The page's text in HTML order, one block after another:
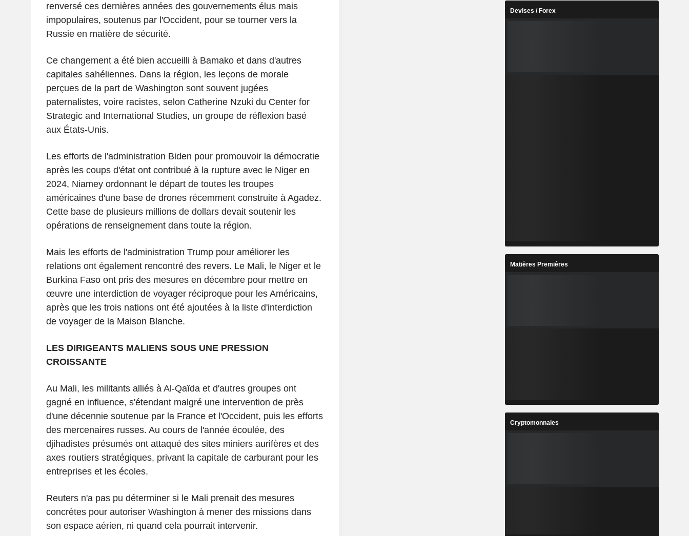
renversé ces dernières années des gouvernements élus mais
impopulaires, soutenus par l'Occident, pour se tourner vers la
Russie en matière de sécurité.
Ce changement a été bien accueilli à Bamako et dans d'autres
capitales sahéliennes. Dans la région, les leçons de morale
perçues de la part de Washington sont souvent jugées
paternalistes, voire racistes, selon Catherine Nzuki du Center for
Strategic and International Studies, un groupe de réflexion basé
aux États-Unis.
Les efforts de l'administration Biden pour promouvoir la démocratie
après les coups d'état ont contribué à la rupture avec le Niger en
2024, Niamey ordonnant le départ de toutes les troupes
américaines d'une base de drones récemment construite à Agadez.
Cette base de plusieurs millions de dollars devait soutenir les
opérations de renseignement dans toute la région.
Mais les efforts de l'administration Trump pour améliorer les
relations ont également rencontré des revers. Le Mali, le Niger et le
Burkina Faso ont pris des mesures en décembre pour mettre en
œuvre une interdiction de voyager réciproque pour les Américains,
après que les trois nations ont été ajoutées à la liste d'interdiction
de voyager de la Maison Blanche.
LES DIRIGEANTS MALIENS SOUS UNE PRESSION
CROISSANTE
Au Mali, les militants alliés à Al-Qaïda et d'autres groupes ont
gagné en influence, s'étendant malgré une intervention de près
d'une décennie soutenue par la France et l'Occident, puis les efforts
des mercenaires russes. Au cours de l'année écoulée, des
djihadistes présumés ont attaqué des sites miniers aurifères et des
axes routiers stratégiques, privant la capitale de carburant pour les
entreprises et les écoles.
Reuters n'a pas pu déterminer si le Mali prenait des mesures
concrètes pour autoriser Washington à mener des missions dans
son espace aérien, ni quand cela pourrait intervenir.
Devises / Forex
Matières Premières
Cryptomonnaies